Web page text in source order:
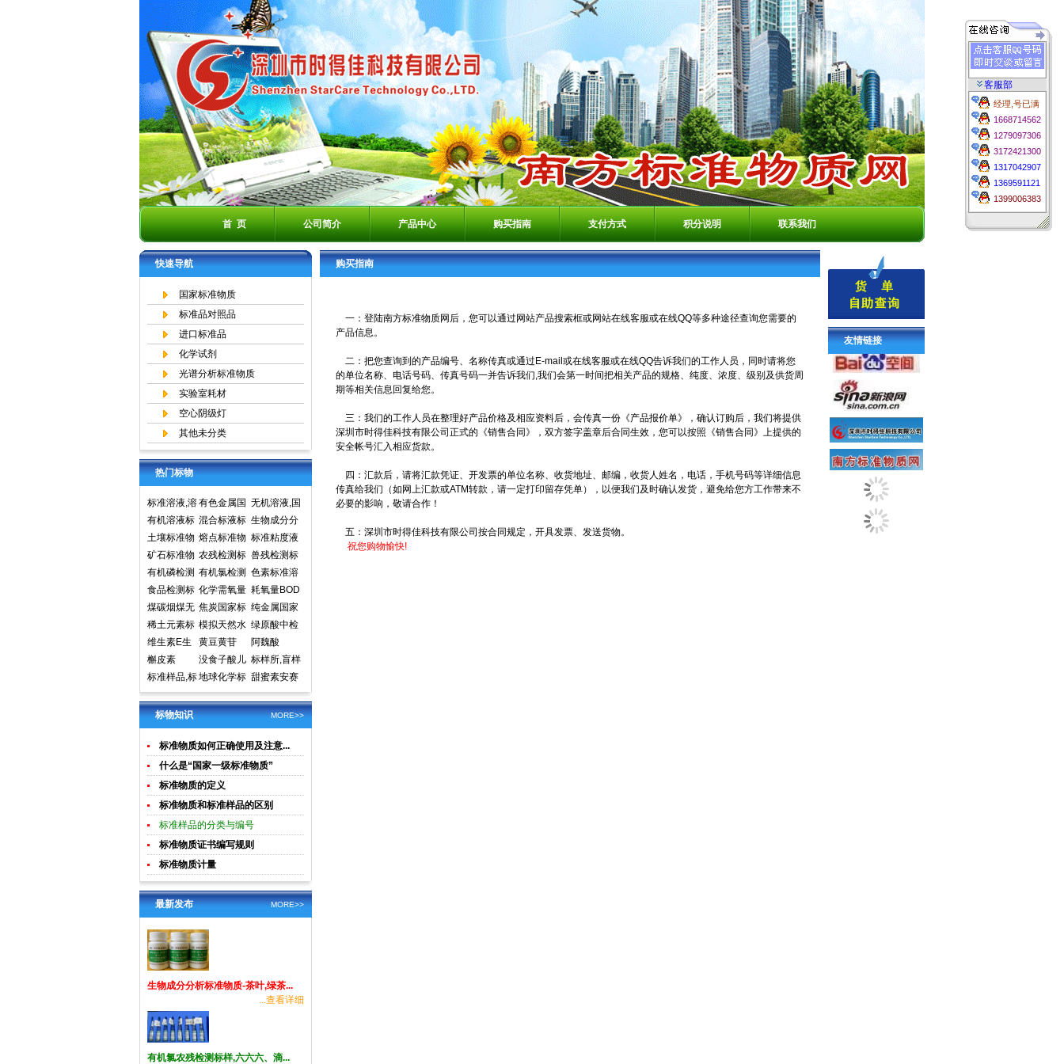
客服部
经理,号已满
1668714562
1279097306
3172421300
1317042907
1369591121
1399006383
首 页 公司简介 产品中心 购买指南 支付方式 积分说明 联系我们
快速导航
国家标准物质
标准品对照品
进口标准品
化学试剂
光谱分析标准物质
实验室耗材
空心阴级灯
其他未分类
热门标物
标准溶液,溶
液标准物质,
国家标准物
质网
有色金属国
家标准物质
中心,国家标
准物质网
无机溶液,国
家标准物质
网,国家标准
物质中心
有机溶液标
准物质中国
计量院标准
物质中心
混合标液标
准物质
生物成分分
析标准物质
土壤标准物
质
熔点标准物
质
标准粘度液
矿石标准物
质
农残检测标
准样品,标准
溶液,标准物
质
兽残检测标
准样品,标准
溶液,标准物
质
有机磷检测
标准样品,标
准溶液,标准
物质
有机氯检测
标准样品标
准溶液标准
物质
色素标准溶
液标准物质
食品检测
食品检测标
准物质标准
样品标准溶
液
化学需氧量
COD标准溶
液标准物质
标样环境标
准样品
耗氧量BOD
5标准溶液
标准物质标
样环境标准
样品
煤碳烟煤无
烟煤国家标
准物质国家
标准样品
焦炭国家标
准物质国家
标准样品
纯金属国家
实物标准样
品
稀土元素标
准物质标准
样品
模拟天然水
标准溶液
绿原酸中检
所标准品对
照品高效液
相色谱HPL
C
维生素E生
育酚标准品
对照品中检
所
黄豆黄苷
阿魏酸
槲皮素
没食子酸儿
茶素
标样所,盲样
标准样品,标
样,质控样
地球化学标
准物质矿石
土壤生物成
分分析
甜蜜素安赛
蜜(乙酰磺胺
酸钾)标准溶
液食品检测
标准物质
MORE>>
标物知识
标准物质如何正确使用及注意...
什么是“国家一级标准物质”
标准物质的定义
标准物质和标准样品的区别
标准样品的分类与编号
标准物质证书编写规则
标准物质计量
MORE>>
最新发布
生物成分分析标准物质-茶叶,绿茶...
...查看详细
有机氯农残检测标样,六六六、滴...
购买指南
一：登陆南方标准物质网后，您可以通过网站产品搜索框或网站在线客服或在线QQ等多种途径查询您需要的
产品信息。
二：把您查询到的产品编号、名称传真或通过E-mail或在线客服或在线QQ告诉我们的工作人员，同时请将您
的单位名称、电话号码、传真号码一并告诉我们,我们会第一时间把相关产品的规格、纯度、浓度、级别及供货周
期等相关信息回复给您。
三：我们的工作人员在整理好产品价格及相应资料后，会传真一份《产品报价单》，确认订购后，我们将提供
深圳市时得佳科技有限公司正式的《销售合同》，双方签字盖章后合同生效，您可以按照《销售合同》上提供的
安全帐号汇入相应货款。
四：汇款后，请将汇款凭证、开发票的单位名称、收货地址、邮编，收货人姓名，电话，手机号码等详细信息
传真给我们（如网上汇款或ATM转款，请一定打印留存凭单），以便我们及时确认发货，避免给您方工作带来不
必要的影响，敬请合作！
五：深圳市时得佳科技有限公司按合同规定，开具发票、发送货物。
祝您购物愉快!
友情链接